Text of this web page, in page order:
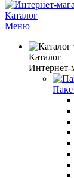
Каталог
Меню
Каталог
Интернет-